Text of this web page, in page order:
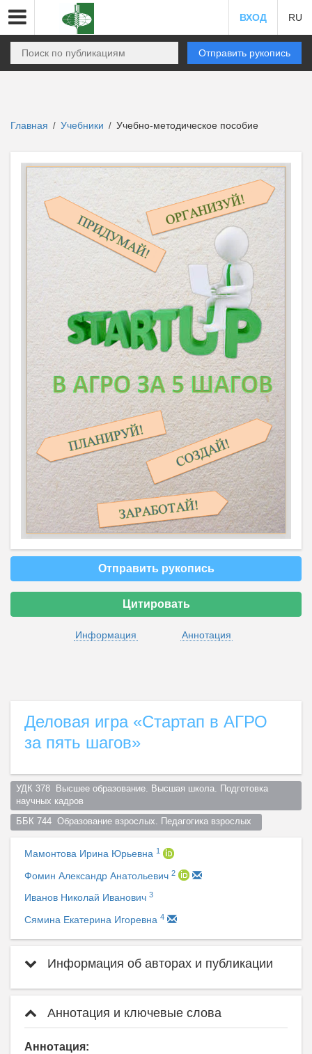
ВХОД RU
Отправить рукопись
Главная / Учебники / Учебно-методическое пособие
Отправить рукопись
Цитировать
Информация Аннотация
Деловая игра «Стартап в АГРО
за пять шагов»
УДК 378  Высшее образование. Высшая школа. Подготовка
научных кадров
ББК 744  Образование взрослых. Педагогика взрослых
Мамонтова Ирина Юрьевна 1
Фомин Александр Анатольевич 2
Иванов Николай Иванович 3
Сямина Екатерина Игоревна 4
Информация об авторах и публикации
Аннотация и ключевые слова
Аннотация: